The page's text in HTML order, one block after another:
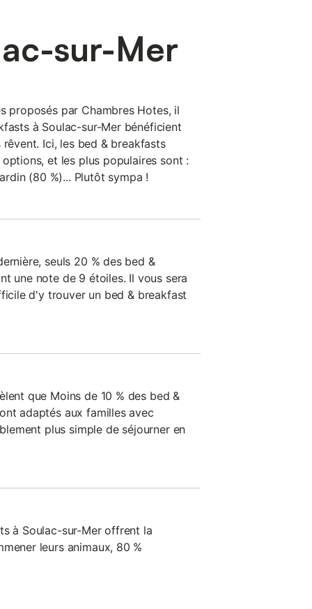
sur-Mer
proposés par Chambres Hotes, il
à Soulac-sur-Mer bénéficient
Ici, les bed & breakfasts
et les plus populaires sont :
(80 %)... Plutôt sympa !
seuls 20 % des bed &
une note de 9 étoiles. Il vous sera
d'y trouver un bed & breakfast
que Moins de 10 % des bed &
adaptés aux familles avec
plus simple de séjourner en
à Soulac-sur-Mer offrent la
leurs animaux, 80 %